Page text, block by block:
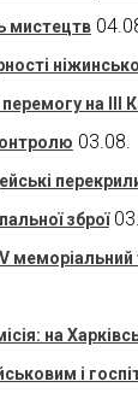
мистецтв
на ІІІ
03.08.
зброї
меморіальний
на
і